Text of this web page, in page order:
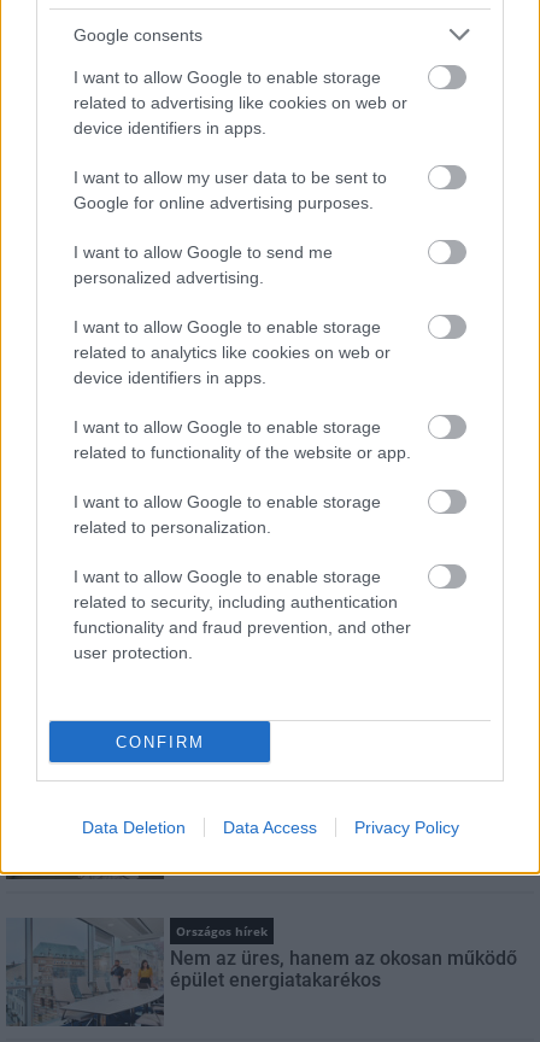
Google consents
I want to allow Google to enable storage
related to advertising like cookies on web or
device identifiers in apps.
I want to allow my user data to be sent to
Google for online advertising purposes.
I want to allow Google to send me
personalized advertising.
I want to allow Google to enable storage
related to analytics like cookies on web or
device identifiers in apps.
I want to allow Google to enable storage
related to functionality of the website or app.
I want to allow Google to enable storage
related to personalization.
I want to allow Google to enable storage
related to security, including authentication
functionality and fraud prevention, and other
user protection.
CONFIRM
Data Deletion Data Access Privacy Policy
Történelmi táj, amelynek minden köve
HÍRLEVÉL
szabályzatot!
FELIRATKOZÁS
LEGNÉZETTEBB
Aktuális
a paksi második blokk 3-as turbinája is
Országos hírek
Nem az üres, hanem az okosan működő
épület energiatakarékos